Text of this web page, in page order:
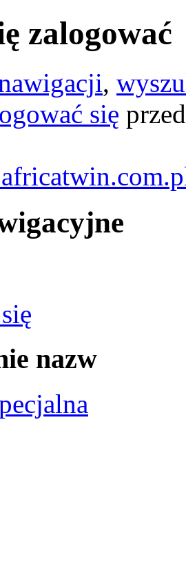
zalogować
,
się
nazw